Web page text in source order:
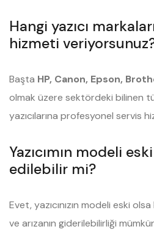
Hangi yazıcı
hizmeti
Başta HP, Canon, Epson,
olmak üzere sektördeki bilinen
yazıcılarına profesyonel servis
Yazıcımın modeli
edilebilir mi?
Evet, yazıcınızın modeli eski
ve arızanın giderilebilirliği